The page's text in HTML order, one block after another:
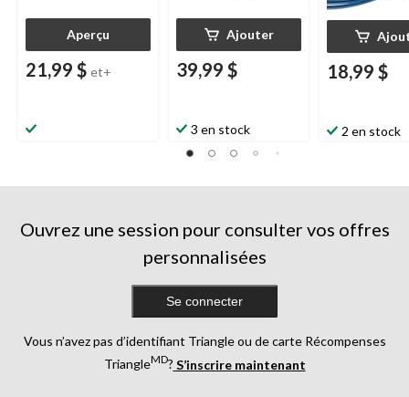
Aperçu
21,99 $ et+
Ajouter
39,99 $
3 en stock
18,99 $
2 en stock
Ouvrez une session pour consulter vos offres
personnalisées
Se connecter
Vous n’avez pas d’identifiant Triangle ou de carte Récompenses
TriangleMD? S’inscrire maintenant